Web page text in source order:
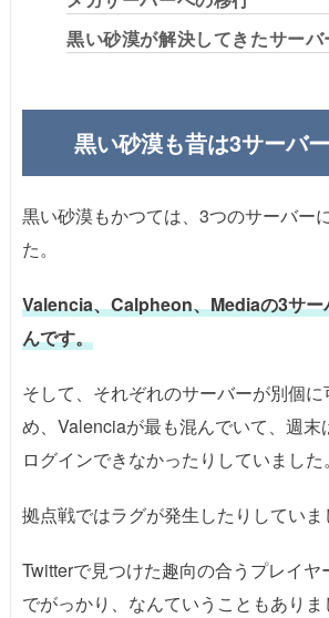
黒い砂漠が解決してきたサー
黒い砂漠も昔は3サーバ
黒い砂漠もかつては、3つのサーバー
た。
Valencia、Calpheon、Mediaの3サー
んです。
そして、それぞれのサーバーが別個
め、Valenciaが最も混んでいて、週末
ログインできなかったりしていました。
拠点戦ではラグが発生したりしていま
Twitterで見つけた趣向の合うプレイヤ
でがっかり、なんていうこともありま